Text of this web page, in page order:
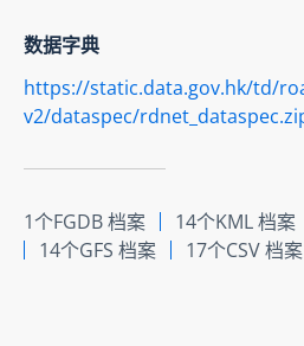
数据字典
https://static.data.gov.hk/td/
v2/dataspec/
1个FGDB 档案 14个KML 档案
14个GFS 档案
17个CSV 档案